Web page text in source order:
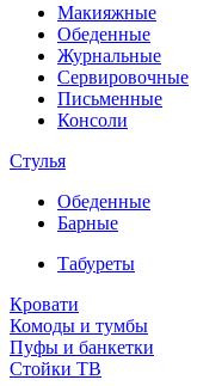
Макияжные
Обеденные
Журнальные
Сервировочные
Письменные
Консоли
Стулья
Обеденные
Барные
Табуреты
Кровати
Комоды и тумбы
Пуфы и банкетки
Стойки ТВ